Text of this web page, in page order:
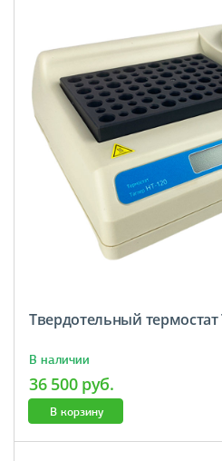
Твердотельный
В наличии
36 500 руб.
В корзину